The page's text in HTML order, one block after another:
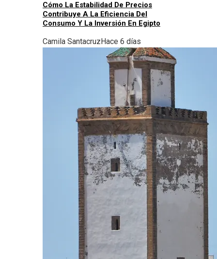
Cómo La Estabilidad De Precios
Contribuye A La Eficiencia Del
Consumo Y La Inversión En Egipto
Camila Santacruz Hace 6 días